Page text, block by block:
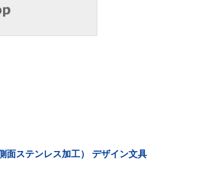
面ステンレス加工） デザイン文具